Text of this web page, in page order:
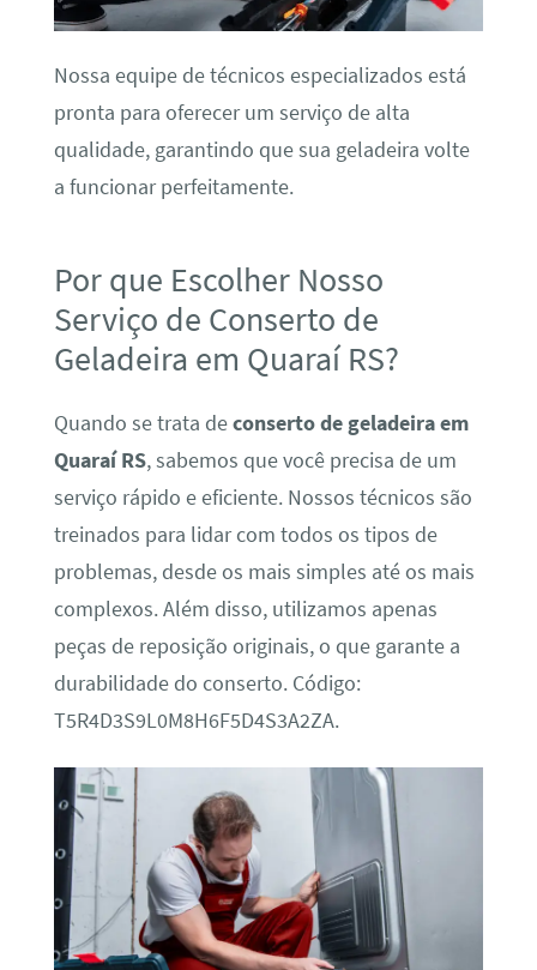
Nossa equipe de técnicos especializados está
pronta para oferecer um serviço de alta
qualidade, garantindo que sua geladeira volte
a funcionar perfeitamente.
Por que Escolher Nosso
Serviço de Conserto de
Geladeira em Quaraí RS?
Quando se trata deconserto de geladeira em
Quaraí RS, sabemos que você precisa de um
serviço rápido e eficiente. Nossos técnicos são
treinados para lidar com todos os tipos de
problemas, desde os mais simples até os mais
complexos. Além disso, utilizamos apenas
peças de reposição originais, o que garante a
durabilidade do conserto. Código:
T5R4D3S9L0M8H6F5D4S3A2ZA.